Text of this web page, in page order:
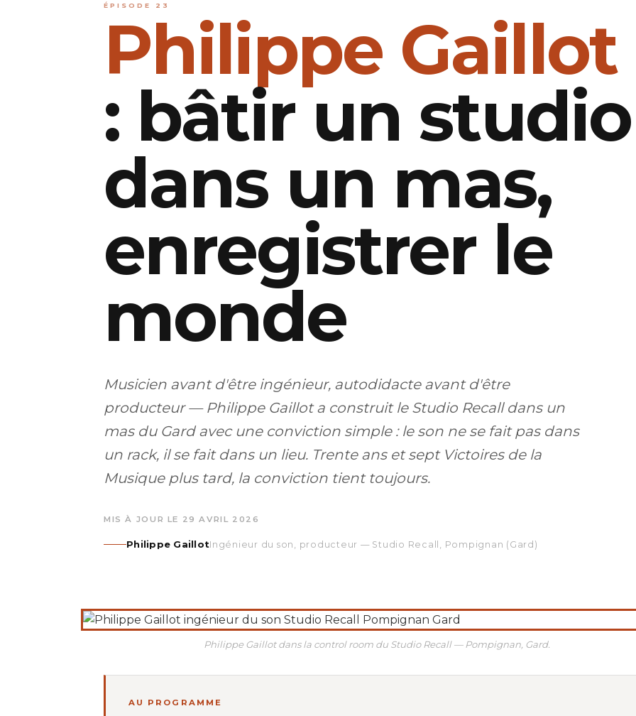
ÉPISODE 23
Philippe Gaillot
: bâtir un studio
dans un mas,
enregistrer le
monde
Musicien avant d'être ingénieur, autodidacte avant d'être
producteur — Philippe Gaillot a construit le Studio Recall dans un
mas du Gard avec une conviction simple : le son ne se fait pas dans
un rack, il se fait dans un lieu. Trente ans et sept Victoires de la
Musique plus tard, la conviction tient toujours.
MIS À JOUR LE 29 AVRIL 2026
Philippe GaillotIngénieur du son, producteur — Studio Recall, Pompignan (Gard)
Philippe Gaillot dans la control room du Studio Recall — Pompignan, Gard.
AU PROGRAMME